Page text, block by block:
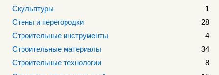
Скульптуры
1
Стены и перегородки
28
Строительные инструменты
4
Строительные материалы
34
Строительные технологии
8